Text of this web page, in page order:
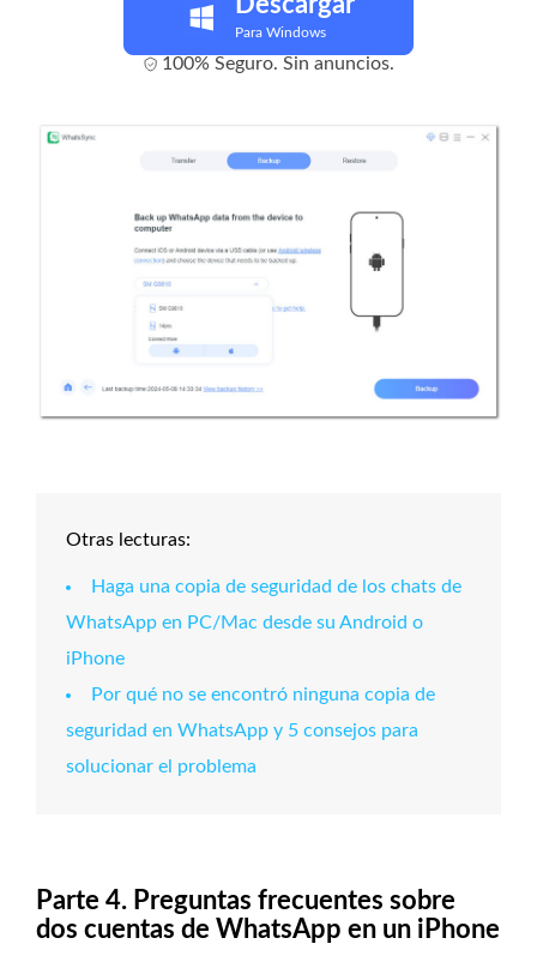
Para Windows
100% Seguro. Sin anuncios.
Otras lecturas:
Haga una copia de seguridad de los chats de
WhatsApp en PC/Mac desde su Android o
iPhone
Por qué no se encontró ninguna copia de
seguridad en WhatsApp y 5 consejos para
solucionar el problema
Parte 4. Preguntas frecuentes sobre
dos cuentas de WhatsApp en un iPhone